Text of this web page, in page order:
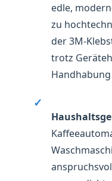
edle,
zu
der 3M-
trotz
✓